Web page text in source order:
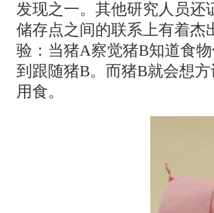
发现之一。其他研究人员还
储存点之间的联系上有着杰
验：当猪A察觉猪B知道食
到跟随猪B。而猪B就会想
用食。